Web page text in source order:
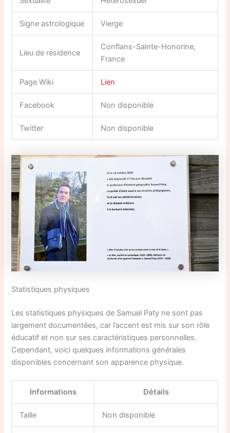
Signe astrologique Vierge
Lieu de résidence
Conflans-Sainte-Honorine,
France
Page Wiki Lien
Facebook Non disponible
Twitter Non disponible
Statistiques physiques
Les statistiques physiques de Samuel Paty ne sont pas
largement documentées, car l’accent est mis sur son rôle
éducatif et non sur ses caractéristiques personnelles.
Cependant, voici quelques informations générales
disponibles concernant son apparence physique.
Informations Détails
Taille Non disponible